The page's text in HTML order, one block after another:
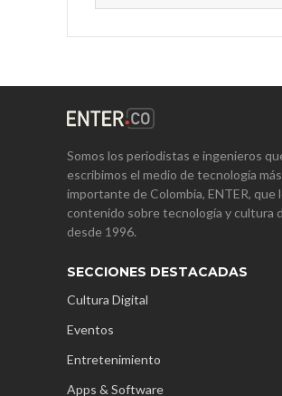
Somos los periodistas e ingenieros
escribimos el medio de tecnología más
importante de Colombia, ENTER, que
contenido sobre tecnología y cultura
desde 1996.
SECCIONES DESTACADAS
Cultura Digital
Eventos
Entretenimiento
Apps & Software